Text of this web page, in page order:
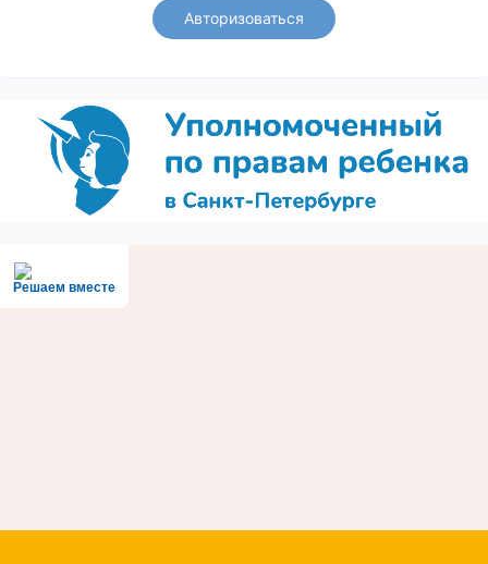
Авторизоваться
Решаем вместе